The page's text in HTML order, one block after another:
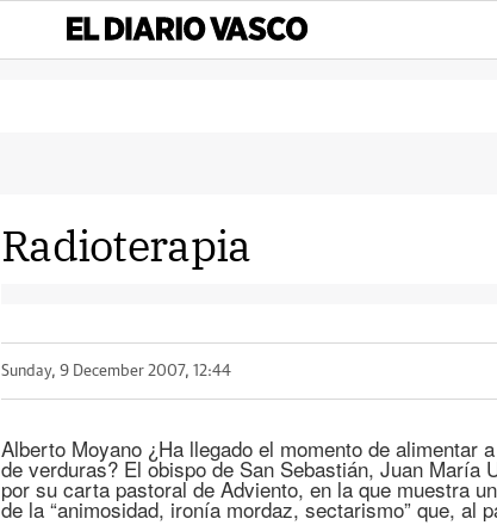
Radioterapia
Sunday, 9 December 2007, 12:44
Alberto Moyano ¿Ha llegado el momento de alimentar
de verduras? El obispo de San Sebastián, Juan María
por su carta pastoral de Adviento, en la que muestra
de la “animosidad, ironía mordaz, sectarismo” que, al